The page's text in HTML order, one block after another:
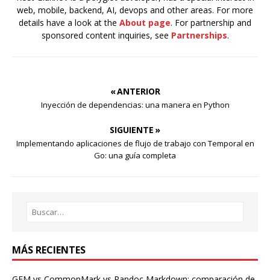
web, mobile, backend, AI, devops and other areas. For more
details have a look at the About page. For partnership and
sponsored content inquiries, see Partnerships.
« ANTERIOR
Inyección de dependencias: una manera en Python
SIGUIENTE »
Implementando aplicaciones de flujo de trabajo con Temporal en
Go: una guía completa
MÁS RECIENTES